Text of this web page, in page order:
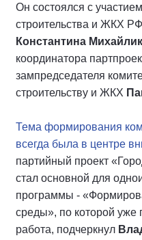
Он состоялся с
строительства и ЖКХ РФ
Константина
координатора
зампредседателя
строительству и ЖКХ
Тема формирования
всегда была в центре
партийный проект
стал основной для
программы -
среды», по которой
работа, подчеркнул